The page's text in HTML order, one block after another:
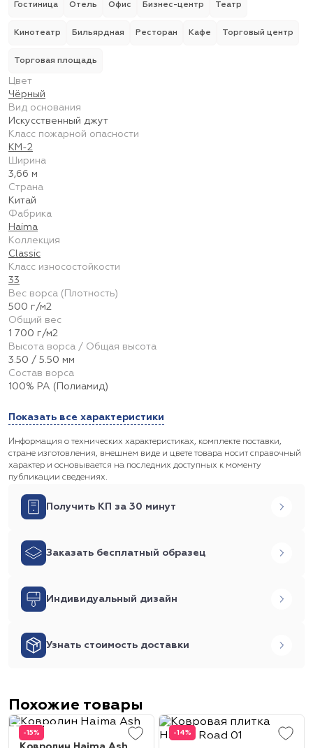
Гостиница Отель Офис Бизнес-центр Театр
Кинотеатр Бильярдная Ресторан Кафе Торговый центр
Торговая площадь
Цвет
Чёрный
Вид основания
Искусственный джут
Класс пожарной опасности
КМ-2
Ширина
3,66 м
Страна
Китай
Фабрика
Haima
Коллекция
Classic
Класс износостойкости
33
Вес ворса (Плотность)
500 г/м2
Общий вес
1 700 г/м2
Высота ворса / Общая высота
3.50 / 5.50 мм
Состав ворса
100% PA (Полиамид)
Показать все характеристики
Информация о технических характеристиках, комплекте поставки,
стране изготовления, внешнем виде и цвете товара носит справочный
характер и основывается на последних доступных к моменту
публикации сведениях.
Получить КП за 30 минут
Заказать бесплатный образец
Индивидуальный дизайн
Узнать стоимость доставки
Похожие товары
-15% -14%